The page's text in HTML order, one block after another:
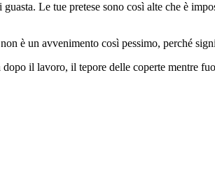
Le tue pretese sono così alte che è
è un avvenimento così pessimo, perché
il lavoro, il tepore delle coperte mentre